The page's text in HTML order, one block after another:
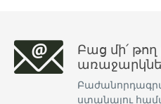
Բաց մի՛ թող
ստանալու